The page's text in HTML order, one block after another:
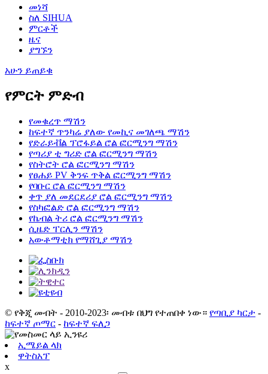
መነሻ
ስለ SIHUA
ምርቶች
ዜና
ያግኙን
አሁን ይጠይቁ
የምርት ምድብ
የመቁረጥ ማሽን
ከፍተኛ ጥንካሬ ያለው የመኪና መገለጫ ማሽን
የድራይቭል ፕሮፋይል ሮል ፎርሚንግ ማሽን
የጣሪያ ቲ ግሪድ ሮል ፎርሚንግ ማሽን
የስትሮት ሮል ፎርሚንግ ማሽን
የፀሐይ PV ቅንፍ ጥቅል ፎርሚንግ ማሽን
የባቡር ሮል ፎርሚንግ ማሽን
ቀጥ ያለ መደርደሪያ ሮል ፎርሚንግ ማሽን
የስካፎልድ ሮል ፎርሚንግ ማሽን
የኬብል ትሪ ሮል ፎርሚንግ ማሽን
ሲዜድ ፐርሊን ማሽን
አውቶማቲክ የማሸጊያ ማሽን
© የቅጂ መብት - 2010-2023፡ መብቱ በህግ የተጠበቀ ነው። የጣቢያ ካርታ -
ከፍተኛ ጦማር - ከፍተኛ ፍለጋ
ኢሜይል ላክ
ዋትስአፕ
x